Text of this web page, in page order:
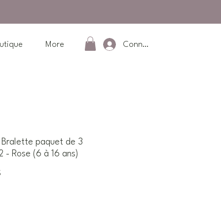
More Connexion
Bralette paquet de 3
- Rose (6 à 16 ans)